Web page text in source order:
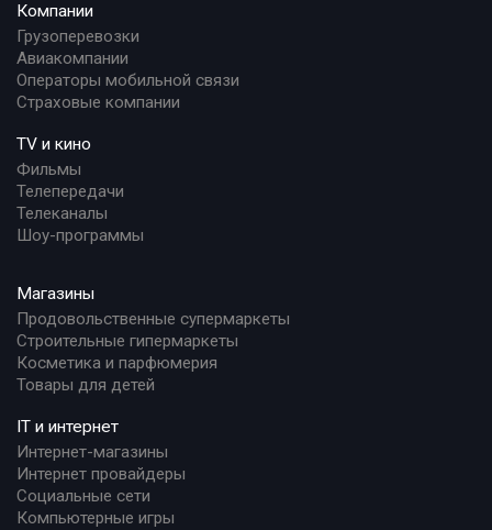
Компании
Грузоперевозки
Авиакомпании
Операторы мобильной связи
Страховые компании
TV и кино
Фильмы
Телепередачи
Телеканалы
Шоу-программы
Магазины
Продовольственные супермаркеты
Строительные гипермаркеты
Косметика и парфюмерия
Товары для детей
IT и интернет
Интернет-магазины
Интернет провайдеры
Социальные сети
Компьютерные игры